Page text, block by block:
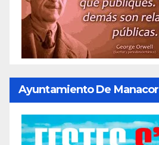
Ayuntamiento De Manacor